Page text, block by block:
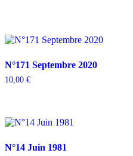
N°171 Septembre 2020
10,00 €
N°14 Juin 1981